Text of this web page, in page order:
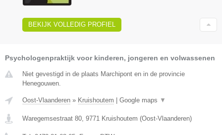
BEKIJK VOLLEDIG PROFIEL
Psychologenpraktijk voor kinderen, jongeren en volwassenen
Niet gevestigd in de plaats Marchipont en in de provincie
Henegouwen.
Oost-Vlaanderen » Kruishoutem Google maps ▼
Waregemsestraat 80, 9771 Kruishoutem (Oost-Vlaanderen)